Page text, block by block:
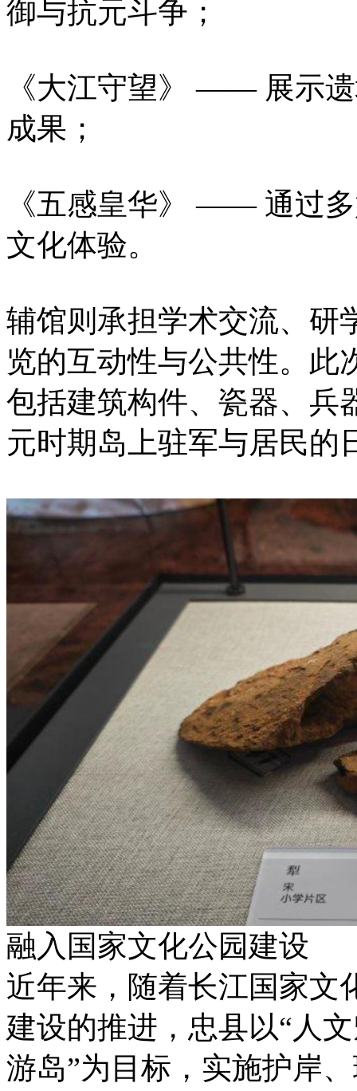
御与抗元斗争；
《大江守望》 —— 展示
成果；
《五感皇华》 —— 通过
文化体验。
辅馆则承担学术交流、研
览的互动性与公共性。此
包括建筑构件、瓷器、兵
元时期岛上驻军与居民的
融入国家文化公园建设
近年来，随着长江国家文
建设的推进，忠县以“人
游岛”为目标，实施护岸